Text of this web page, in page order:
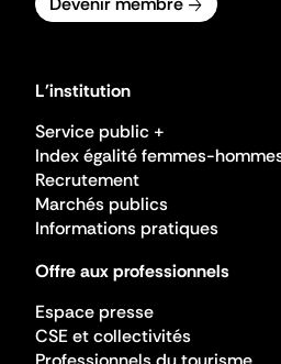
L'institution
Service public +
Index égalité femmes-
Recrutement
Marchés publics
Informations pratiques
Offre aux professionnels
Espace presse
CSE et collectivités